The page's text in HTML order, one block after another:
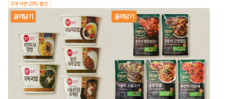
3개 사면 20% 할인
골라담기 골라담기